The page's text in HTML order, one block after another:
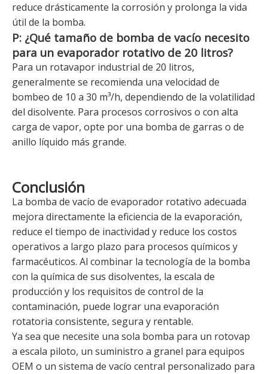
reduce drásticamente la corrosión y prolonga la vida
útil de la bomba.
P: ¿Qué tamaño de bomba de vacío necesito
para un evaporador rotativo de 20 litros?
Para un rotavapor industrial de 20 litros,
generalmente se recomienda una velocidad de
bombeo de 10 a 30 m³/h, dependiendo de la volatilidad
del disolvente. Para procesos corrosivos o con alta
carga de vapor, opte por una bomba de garras o de
anillo líquido más grande.
Conclusión
La bomba de vacío de evaporador rotativo adecuada
mejora directamente la eficiencia de la evaporación,
reduce el tiempo de inactividad y reduce los costos
operativos a largo plazo para procesos químicos y
farmacéuticos. Al combinar la tecnología de la bomba
con la química de sus disolventes, la escala de
producción y los requisitos de control de la
contaminación, puede lograr una evaporación
rotatoria consistente, segura y rentable.
Ya sea que necesite una sola bomba para un rotovap
a escala piloto, un suministro a granel para equipos
OEM o un sistema de vacío central personalizado para